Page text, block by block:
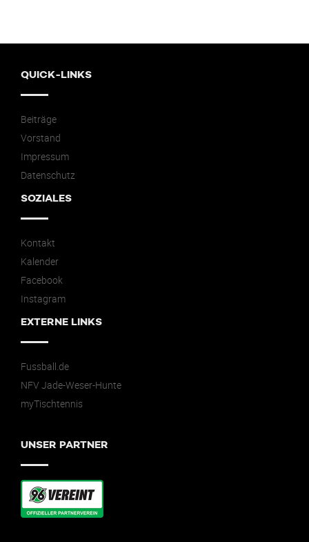
QUICK-LINKS
Beiträge
Vorstand
Impressum
Datenschutz
SOZIALES
Kontakt
Kalender
Facebook
Instagram
EXTERNE LINKS
Fussball.de
NFV Jade-Weser-Hunte
myTischtennis
UNSER PARTNER